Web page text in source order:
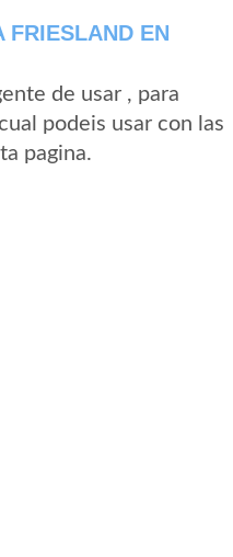
FRIESLAND EN
de usar , para
podeis usar con las
pagina.